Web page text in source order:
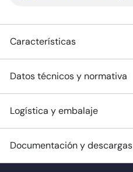
Características
Datos técnicos y normativa
Logística y embalaje
Documentación y descargas